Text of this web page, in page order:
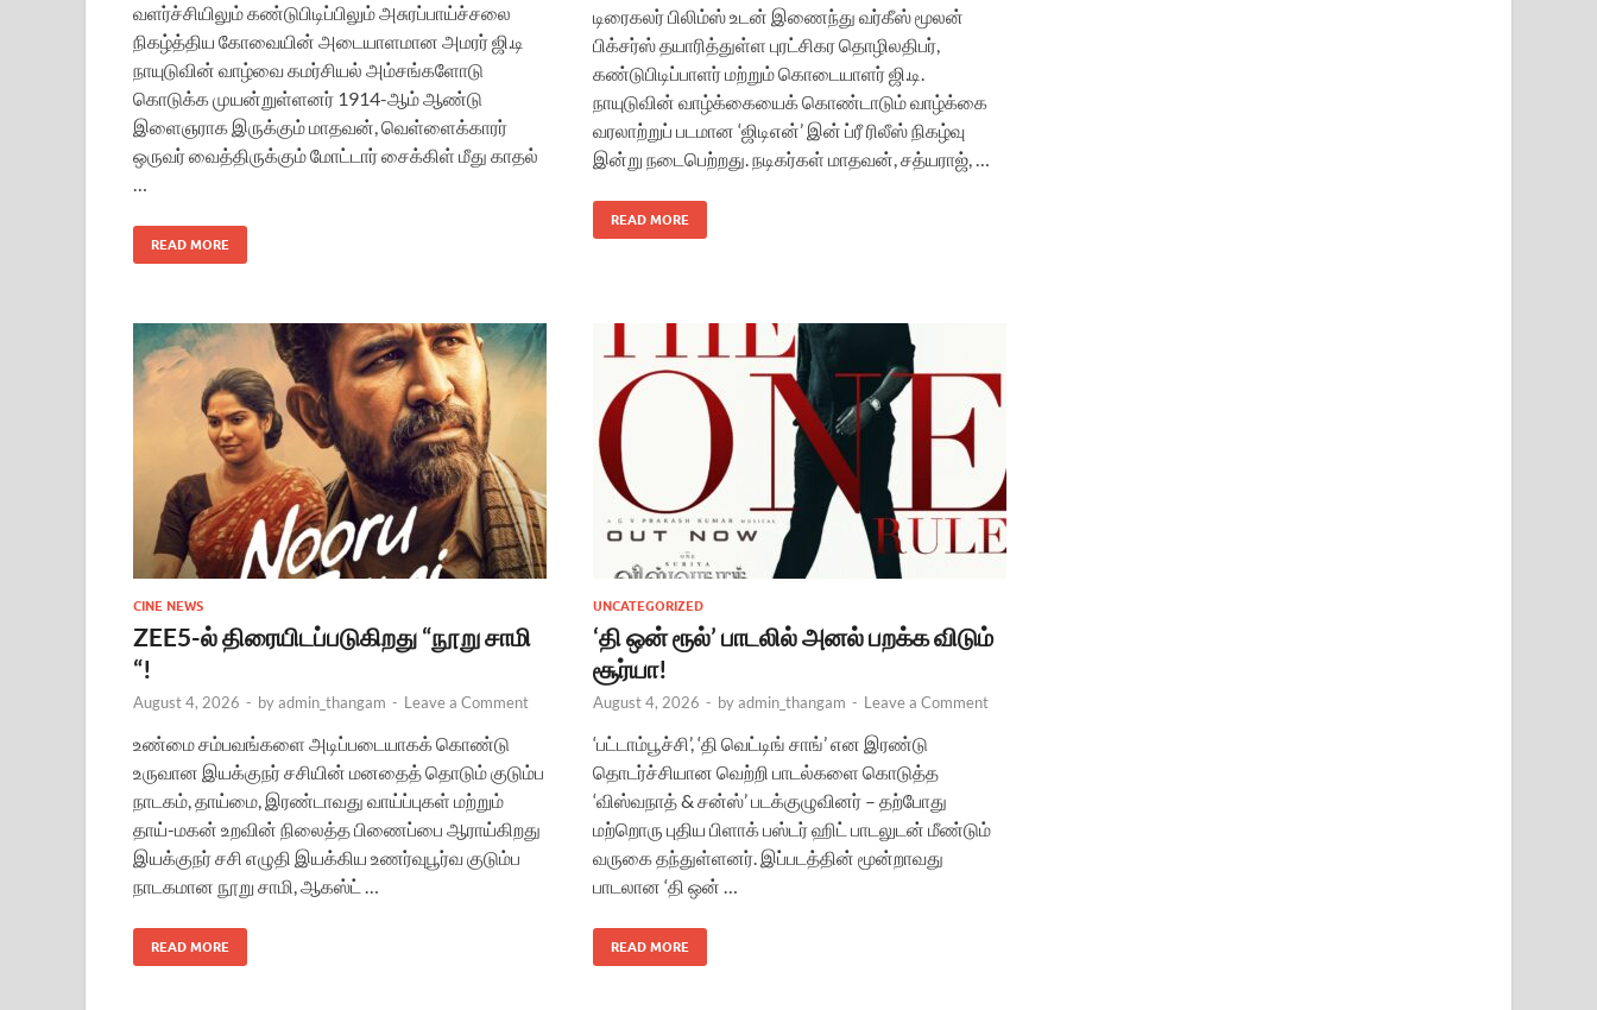
வளர்ச்சியிலும் கண்டுபிடிப்பிலும் அசுரப்பாய்ச்சலை
நிகழ்த்திய கோவையின் அடையாளமான அமரர் ஜி.டி
நாயுடுவின் வாழ்வை கமர்சியல் அம்சங்களோடு
கொடுக்க முயன்றுள்ளனர் 1914-ஆம் ஆண்டு
இளைஞராக இருக்கும் மாதவன், வெள்ளைக்காரர்
ஒருவர் வைத்திருக்கும் மோட்டார் சைக்கிள் மீது காதல்
…
READ MORE
டிரைகலர் பிலிம்ஸ் உடன் இணைந்து வர்கீஸ் மூலன்
பிக்சர்ஸ் தயாரித்துள்ள புரட்சிகர தொழிலதிபர்,
கண்டுபிடிப்பாளர் மற்றும் கொடையாளர் ஜி.டி.
நாயுடுவின் வாழ்க்கையைக் கொண்டாடும் வாழ்க்கை
வரலாற்றுப் படமான ‘ஜிடிஎன்’ இன் ப்ரீ ரிலீஸ் நிகழ்வு
இன்று நடைபெற்றது. நடிகர்கள் மாதவன், சத்யராஜ், …
READ MORE
CINE NEWS
ZEE5-ல் திரையிடப்படுகிறது “நூறு சாமி
“!
August 4, 2026 - byadmin_thangam - Leave a Comment
உண்மை சம்பவங்களை அடிப்படையாகக் கொண்டு
உருவான இயக்குநர் சசியின் மனதைத் தொடும் குடும்ப
நாடகம், தாய்மை, இரண்டாவது வாய்ப்புகள் மற்றும்
தாய்-மகன் உறவின் நிலைத்த பிணைப்பை ஆராய்கிறது
இயக்குநர் சசி எழுதி இயக்கிய உணர்வுபூர்வ குடும்ப
நாடகமான நூறு சாமி, ஆகஸ்ட் …
READ MORE
UNCATEGORIZED
‘தி ஒன் ரூல்’ பாடலில் அனல் பறக்க விடும்
சூர்யா!
August 4, 2026 - byadmin_thangam - Leave a Comment
‘பட்டாம்பூச்சி’, ‘தி வெட்டிங் சாங்’ என இரண்டு
தொடர்ச்சியான வெற்றி பாடல்களை கொடுத்த
‘விஸ்வநாத் & சன்ஸ்’ படக்குழுவினர் – தற்போது
மற்றொரு புதிய பிளாக் பஸ்டர் ஹிட் பாடலுடன் மீண்டும்
வருகை தந்துள்ளனர். இப்படத்தின் மூன்றாவது
பாடலான ‘தி ஒன் …
READ MORE